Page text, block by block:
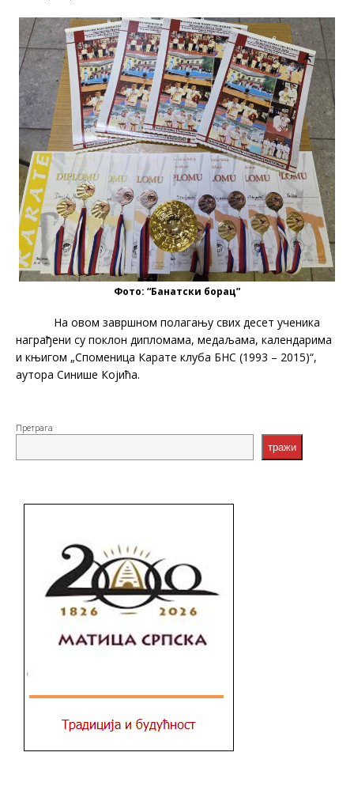
Фото: “Банатски борац”
На овом завршном полагању свих десет ученика
награђени су поклон дипломама, медаљама, календарима
и књигом „Споменица Карате клуба БНС (1993 – 2015)“,
аутора Синише Којића.
Претрага
тражи